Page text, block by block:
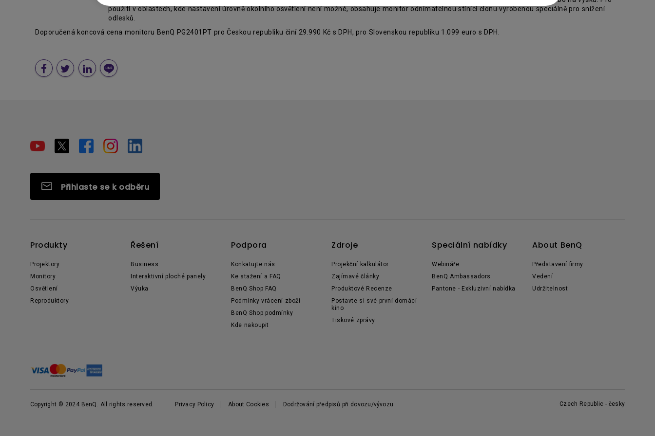
použití v oblastech, kde nastavení úrovně okolního osvětlení není možné, obsahuje monitor odnímatelnou stínící clonu vyrobenou speciálně pro snížení
odlesků.
Doporučená koncová cena monitoru BenQ PG2401PT pro Českou republiku činí 29.990 Kč s DPH, pro Slovenskou republiku 1.099 euro s DPH.
Přihlaste se k odběru
Produkty
Projektory
Monitory
Osvětlení
Reproduktory
Řešení
Business
Interaktivní ploché panely
Výuka
Podpora
Konkatujte nás
Ke stažení a FAQ
BenQ Shop FAQ
Podmínky vrácení zboží
BenQ Shop podmínky
Kde nakoupit
Zdroje
Projekční kalkulátor
Zajímavé články
Produktové Recenze
Postavte si své první domácí
kino
Tiskové zprávy
Speciální nabídky
Webináře
BenQ Ambassadors
Pantone - Exkluzivní nabídka
About BenQ
Představení firmy
Vedení
Udržitelnost
Copyright © 2024 BenQ. All rights reserved. Privacy Policy About Cookies Dodržování předpisů při dovozu/vývozu Czech Republic - česky